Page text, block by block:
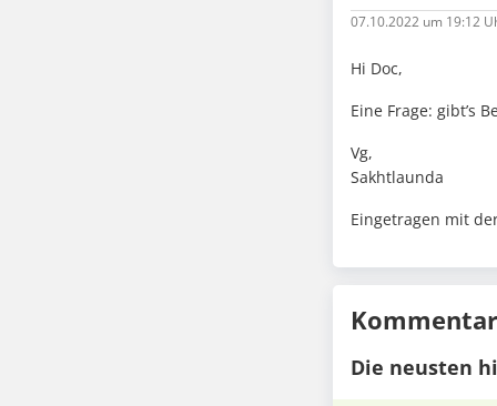
07.10.2022 um 19:12
Hi Doc,
Eine Frage: gibt’s
Vg,
Sakhtlaunda
Eingetragen mit
Die neusten